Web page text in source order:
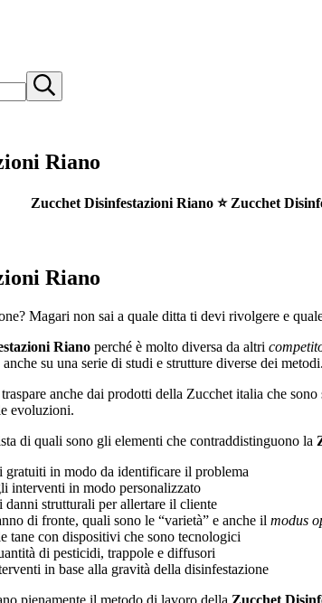
Submit
search
Riano
Zucchet Disinfestazioni Riano ⭐ Zucchet
Riano
Magari non sai a quale ditta ti devi rivolgere e
Riano perché è molto diversa da altri
su una serie di studi e strutture diverse dei metodi.
anche dai prodotti della Zucchet italia che
evoluzioni.
di quali sono gli elementi che contraddistinguono la
gratuiti in modo da identificare il problema
interventi in modo personalizzato
danni strutturali per allertare il cliente
di fronte, quali sono le “varietà” e anche il modus
tane con dispositivi che sono tecnologici
di pesticidi, trappole e diffusori
in base alla gravità della disinfestazione
pienamente il metodo di lavoro della Zucchet